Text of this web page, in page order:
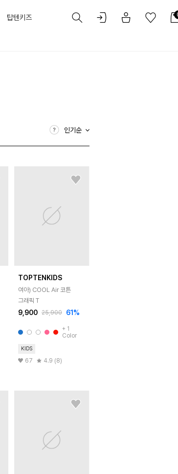
탑텐키즈
인기순
TOPTENKIDS
여아) COOL Air 코튼
그래픽 T
9,900 25,900 61 %
+ 1
Color
KIDS
67 4.9 (8)